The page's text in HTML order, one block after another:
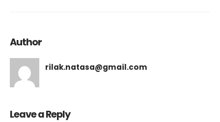
Author
rilak.natasa@gmail.com
Leave a Reply